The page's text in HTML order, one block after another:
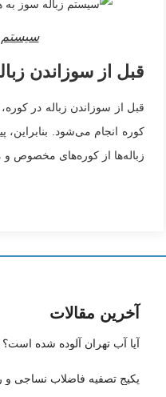
سیستم
قبل از سوزاندن
قبل از سوزاندن زباله در
کوره انجام می‌شود.
زباله‌ها از کوره‌های مخصوص و
آخرین مقالات
آیا آب تهران آلوده شده
پکیج تصفیه فاضلاب نساجی و